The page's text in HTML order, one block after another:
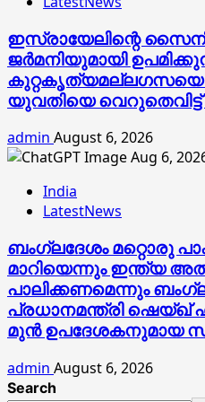
ഇസ്രായേലിന്റെ
ജര്‍മനിയുമായി
കുറ്റകൃത്യമല്ലഗസയെ
യുവതിയെ
admin August 6, 2026
India
LatestNews
ബംഗ്ലദേശം മറ്റൊരു
മാറിയെന്നും ഇന്ത്യ
പാലിക്കണമെന്നും
പ്രധാനമന്ത്രി
മുൻ ഉപദേശകനുമായ
admin August 6, 2026
Search